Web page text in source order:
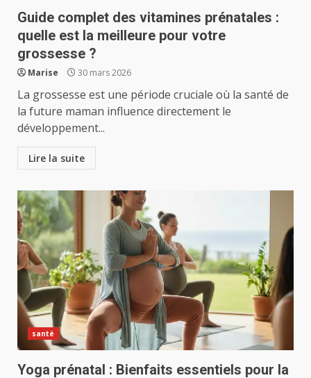
Guide complet des vitamines prénatales :
quelle est la meilleure pour votre
grossesse ?
Marise 30 mars 2026
La grossesse est une période cruciale où la santé de
la future maman influence directement le
développement...
Lire la suite
santé
Yoga prénatal : Bienfaits essentiels pour la